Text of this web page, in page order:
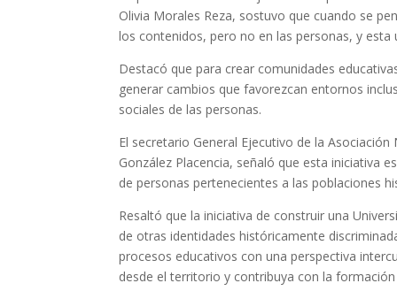
Olivia Morales Reza, sostuvo que cuando se
los contenidos, pero no en las personas, y
Destacó que para crear comunidades
generar cambios que favorezcan entornos
sociales de las personas.
El secretario General Ejecutivo de la
González Placencia, señaló que esta iniciativa
de personas pertenecientes a las poblaciones
Resaltó que la iniciativa de construir una
de otras identidades históricamente
procesos educativos con una perspectiva
desde el territorio y contribuya con la